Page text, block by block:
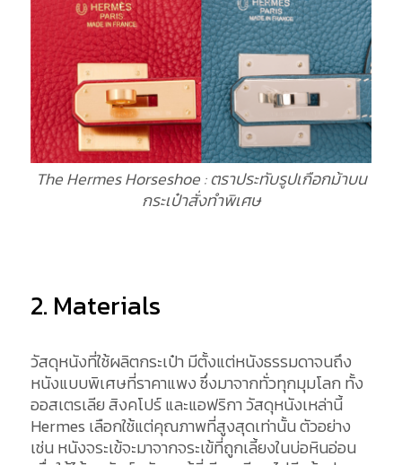
The Hermes Horseshoe : ตราประทับรูปเกือกม้าบน
กระเป๋าสั่งทำพิเศษ
2. Materials
วัสดุหนังที่ใช้ผลิตกระเป๋า มีตั้งแต่หนังธรรมดาจนถึง
หนังแบบพิเศษที่ราคาแพง ซึ่งมาจากทั่วทุกมุมโลก ทั้ง
ออสเตรเลีย สิงคโปร์ และแอฟริกา วัสดุหนังเหล่านี้
Hermes เลือกใช้แต่คุณภาพที่สูงสุดเท่านั้น ตัวอย่าง
เช่น หนังจระเข้จะมาจากจระเข้ที่ถูกเลี้ยงในบ่อหินอ่อน